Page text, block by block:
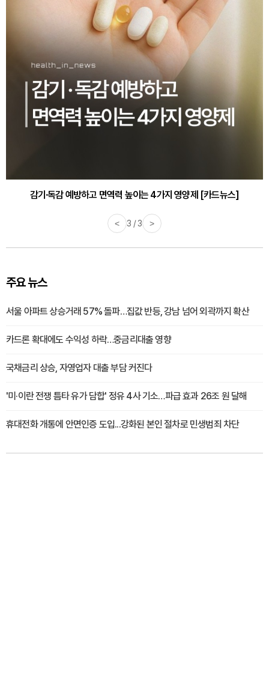
감기·독감 예방하고 면역력 높이는 4가지 영양제 [카드뉴스]
< 3 / 3 >
주요 뉴스
서울 아파트 상승거래 57% 돌파…집값 반등, 강남 넘어 외곽까지 확산
카드론 확대에도 수익성 하락…중금리대출 영향
국채금리 상승, 자영업자 대출 부담 커진다
'미·이란 전쟁 틈타 유가 담합' 정유 4사 기소…파급 효과 26조 원 달해
휴대전화 개통에 안면인증 도입...강화된 본인 절차로 민생범죄 차단